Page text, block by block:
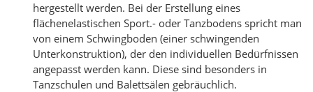
hergestellt werden. Bei der Erstellung eines
flächenelastischen Sport.- oder Tanzbodens spricht man
von einem Schwingboden (einer schwingenden
Unterkonstruktion), der den individuellen Bedürfnissen
angepasst werden kann. Diese sind besonders in
Tanzschulen und Balettsälen gebräuchlich.